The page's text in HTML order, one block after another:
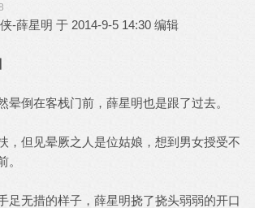
-薛星明 于 2014-9-5 14:30 编辑
晕倒在客栈门前，薛星明也是跟了过去。
，但见晕厥之人是位姑娘，想到男女授受不
。
足无措的样子，薛星明挠了挠头弱弱的开口